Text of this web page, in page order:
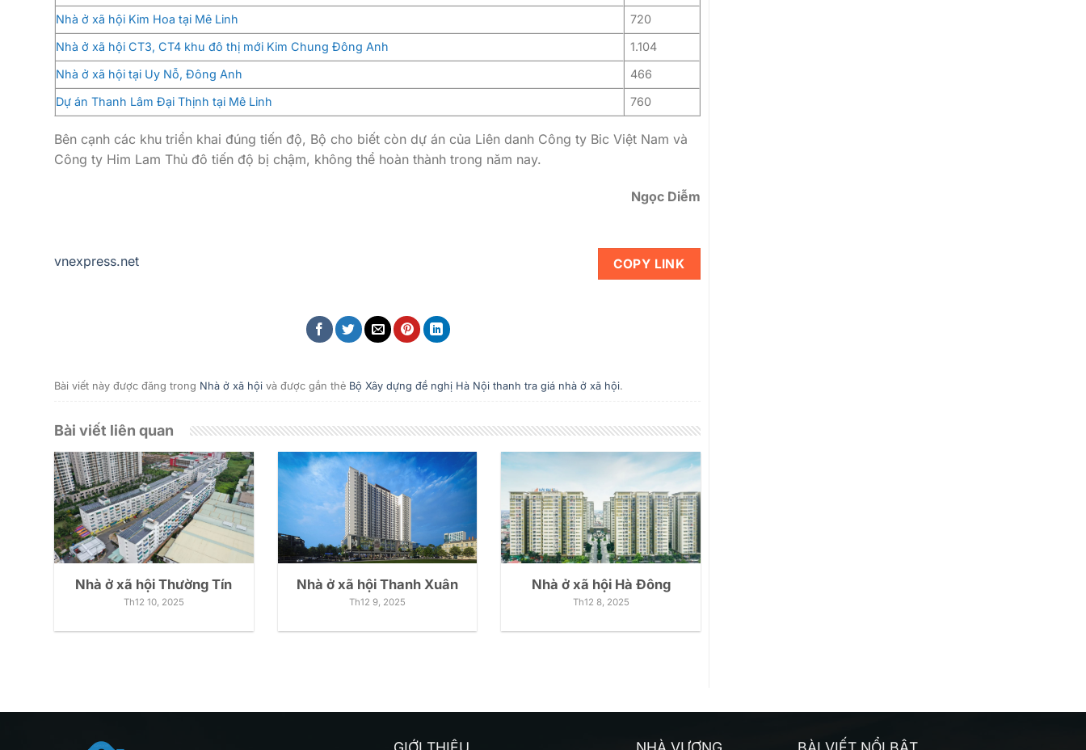
Nhà ở xã hội Kim Hoa tại Mê Linh
720
Nhà ở xã hội CT3, CT4 khu đô thị mới Kim Chung Đông Anh
1.104
Nhà ở xã hội tại Uy Nỗ, Đông Anh
466
Dự án Thanh Lâm Đại Thịnh tại Mê Linh
760
Bên cạnh các khu triển khai đúng tiến độ, Bộ cho biết còn dự án của Liên danh Công ty Bic Việt Nam và
Công ty Him Lam Thủ đô tiến độ bị chậm, không thể hoàn thành trong năm nay.
Ngọc Diễm
vnexpress.net COPY LINK
Bài viết này được đăng trong Nhà ở xã hội và được gắn thẻ Bộ Xây dựng đề nghị Hà Nội thanh tra giá nhà ở xã hội.
Bài viết liên quan
Nhà ở xã hội Thường Tín
Th12 10, 2025
Nhà ở xã hội Thanh Xuân
Th12 9, 2025
Nhà ở xã hội Hà Đông
Th12 8, 2025